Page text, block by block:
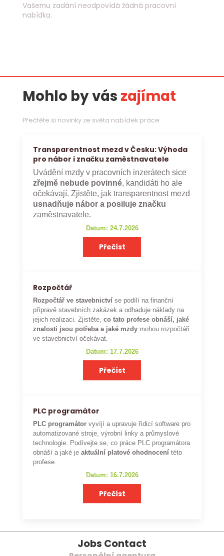
Vašemu zadání neodpovídá žádná pracovní
nabídka.
Mohlo by vás zajímat
Přečtěte si novinky ze světa nabídek práce
Transparentnost mezd v Česku: Výhoda
pro nábor i značku zaměstnavatele
Uvádění mzdy v pracovních inzerátech sice
zřejmě nebude povinné, kandidáti ho ale
očekávají. Zjistěte, jak transparentnost mezd
usnadňuje nábor a posiluje značku
zaměstnavatele.
Datum: 24.7.2026
Přečíst
Rozpočtář
Rozpočtář ve stavebnictví se podílí na finanční
přípravě stavebních zakázek a odhaduje náklady na
jejich realizaci. Zjistěte,co tato profese obnáší, jaké
znalosti jsou potřeba a jaké mzdy mohou rozpočtáři
ve stavebnictví očekávat.
Datum: 17.7.2026
Přečíst
PLC programátor
PLC programátor vyvíjí a upravuje řídicí software pro
automatizované stroje, výrobní linky a průmyslové
technologie. Podívejte se, co práce PLC programátora
obnáší a jaké je aktuální platové ohodnocení této
profese.
Datum: 16.7.2026
Přečíst
Jobs Contact